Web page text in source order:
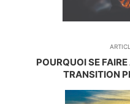
POURQUOI SE
TRANSITION